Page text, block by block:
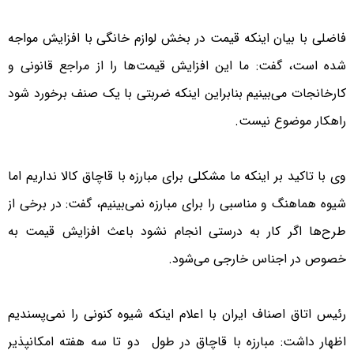
فاضلی با بیان اینکه قیمت در بخش لوازم خانگی با افزایش مواجه
شده است، گفت: ما این افزایش قیمت‌ها را از مراجع قانونی و
کارخانجات می‌بینیم بنابراین اینکه ضربتی با یک صنف برخورد شود
راهکار موضوع نیست.
وی با تاکید بر اینکه ما مشکلی برای مبارزه با قاچاق کالا نداریم اما
شیوه هماهنگ و مناسبی را برای مبارزه نمی‌بینیم، گفت: در برخی از
طرح‌ها اگر کار به درستی انجام نشود باعث افزایش قیمت به
خصوص در اجناس خارجی می‌شود.
رئیس اتاق اصناف ایران با اعلام اینکه شیوه کنونی را نمی‌پسندیم
اظهار داشت: مبارزه با قاچاق در طول دو تا سه هفته امکانپذیر